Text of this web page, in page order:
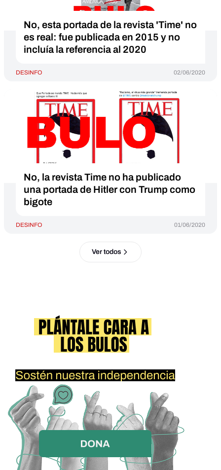
No, esta portada de la revista 'Time' no
es real: fue publicada en 2015 y no
incluía la referencia al 2020
DESINFO 02/06/2020
No, la revista Time no ha publicado
una portada de Hitler con Trump como
bigote
DESINFO 01/06/2020
Ver todos